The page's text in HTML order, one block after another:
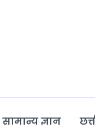
ज्ञान